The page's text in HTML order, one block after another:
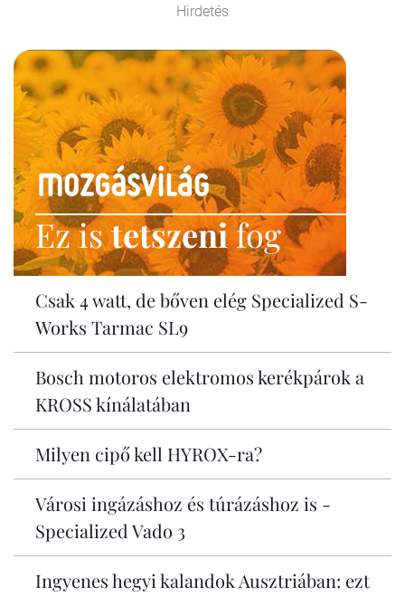
Hirdetés
Ez istetszenifog
Csak 4 watt, de bőven elég Specialized S-
Works Tarmac SL9
Bosch motoros elektromos kerékpárok a
KROSS kínálatában
Milyen cipő kell HYROX-ra?
Városi ingázáshoz és túrázáshoz is -
Specialized Vado 3
Ingyenes hegyi kalandok Ausztriában: ezt